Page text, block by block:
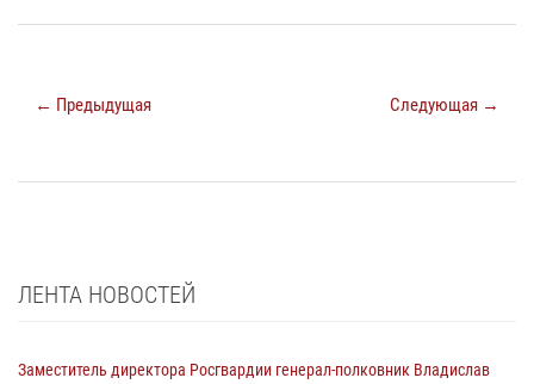
← Предыдущая Следующая →
ЛЕНТА НОВОСТЕЙ
Заместитель директора Росгвардии генерал-полковник Владислав